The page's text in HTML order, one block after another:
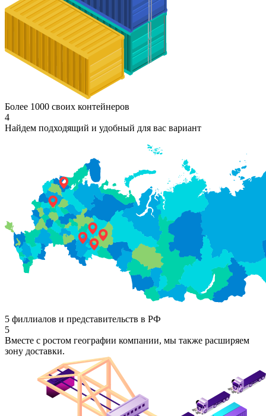
Более 1000 своих контейнеров
4
Найдем подходящий и удобный для вас вариант
5 филлиалов и представительств в РФ
5
Вместе с ростом географии компании, мы также расширяем
зону доставки.